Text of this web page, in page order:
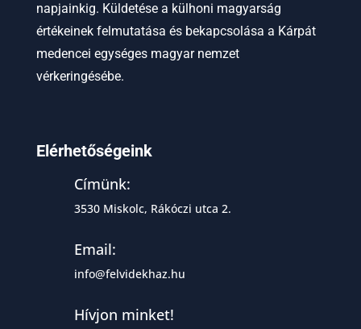
napjainkig. Küldetése a külhoni magyarság
értékeinek felmutatása és bekapcsolása a Kárpát
medencei egységes magyar nemzet
vérkeringésébe.
Elérhetőségeink
Címünk:
3530 Miskolc, Rákóczi utca 2.
Email:
info@felvidekhaz.hu
Hívjon minket!